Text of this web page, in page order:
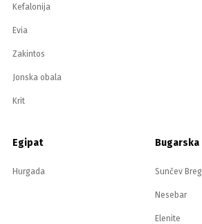
Kefalonija
Evia
Zakintos
Jonska obala
Krit
Egipat
Hurgada
Bugarska
Sunčev Breg
Nesebar
Elenite